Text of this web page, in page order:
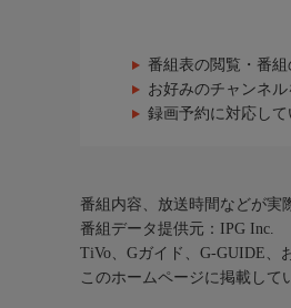
番組表の閲覧・番
お好みのチャンネ
録画予約に対応し
番組内容、放送時間などが実
番組データ提供元：IPG Inc.
TiVo、Gガイド、G-GUIDE、
このホームページに掲載して